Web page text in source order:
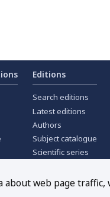
Editions
Search editions
Latest editions
Authors
Subject catalogue
Scientific series
Offers
about web page